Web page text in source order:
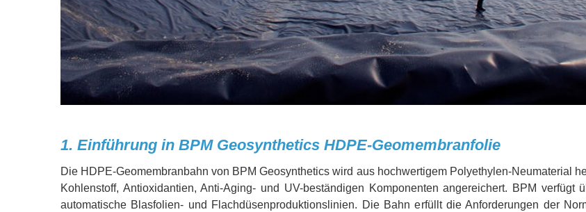
1. Einführung in BPM Geosynthetics HDPE-Geomembranfolie
Die HDPE-Geomembranbahn von BPM Geosynthetics wird aus hochwertigem Polyethylen-Neumaterial
Kohlenstoff, Antioxidantien, Anti-Aging- und UV-beständigen Komponenten angereichert. BPM verfügt
automatische Blasfolien- und Flachdüsenproduktionslinien. Die Bahn erfüllt die Anforderungen der